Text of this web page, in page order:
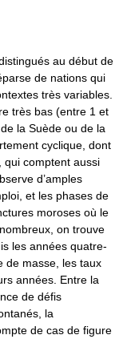
au début de
de nations qui
très variables.
très bas (entre 1 et
la Suède ou de la
cyclique, dont
qui comptent aussi
d’amples
et les phases de
moroses où le
on trouve
les années quatre-
de masse, les taux
années. Entre la
de défis
la
de cas de figure